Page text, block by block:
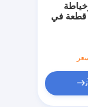
أوتوماتيكية 20 قطعة في